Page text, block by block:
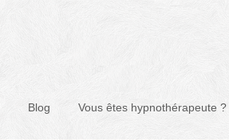
Blog Vous êtes hypnothérapeute ?